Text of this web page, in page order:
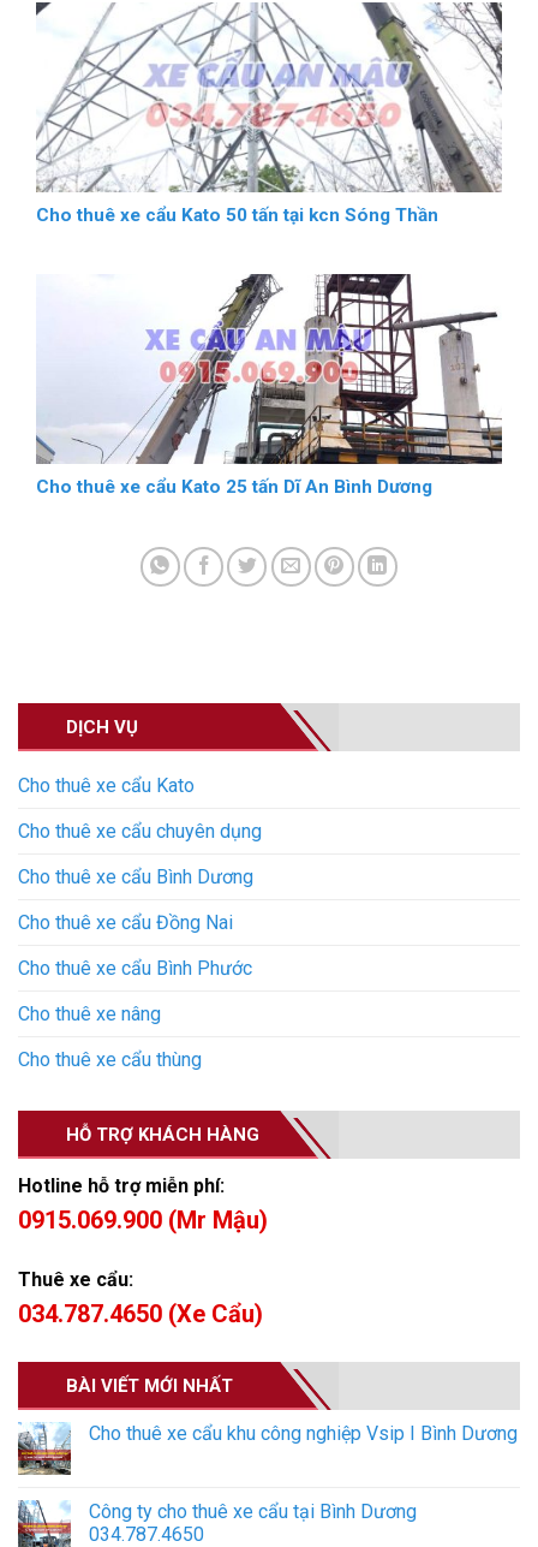
DỊCH VỤ
Cho thuê xe cẩu Kato
Cho thuê xe cẩu chuyên dụng
Cho thuê xe cẩu Bình Dương
Cho thuê xe cẩu Đồng Nai
Cho thuê xe cẩu Bình Phước
Cho thuê xe nâng
Cho thuê xe cẩu thùng
HỖ TRỢ KHÁCH HÀNG
Hotline hỗ trợ miễn phí:
0915.069.900 (Mr Mậu)
Thuê xe cẩu:
034.787.4650 (Xe Cẩu)
BÀI VIẾT MỚI NHẤT
Cho thuê xe cẩu khu công nghiệp Vsip I Bình Dương
Công ty cho thuê xe cẩu tại Bình Dương
034.787.4650
Cho thuê xe cẩu Kato 50 tấn tại kcn Sóng Thần
Cho thuê xe cẩu Kato 25 tấn Dĩ An Bình Dương